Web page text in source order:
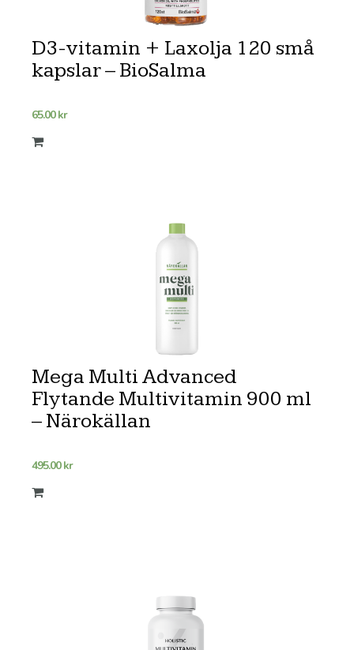
D3-vitamin + Laxolja 120 små
kapslar – BioSalma
65.00kr
Mega Multi Advanced
Flytande Multivitamin 900 ml
– Närokällan
495.00kr